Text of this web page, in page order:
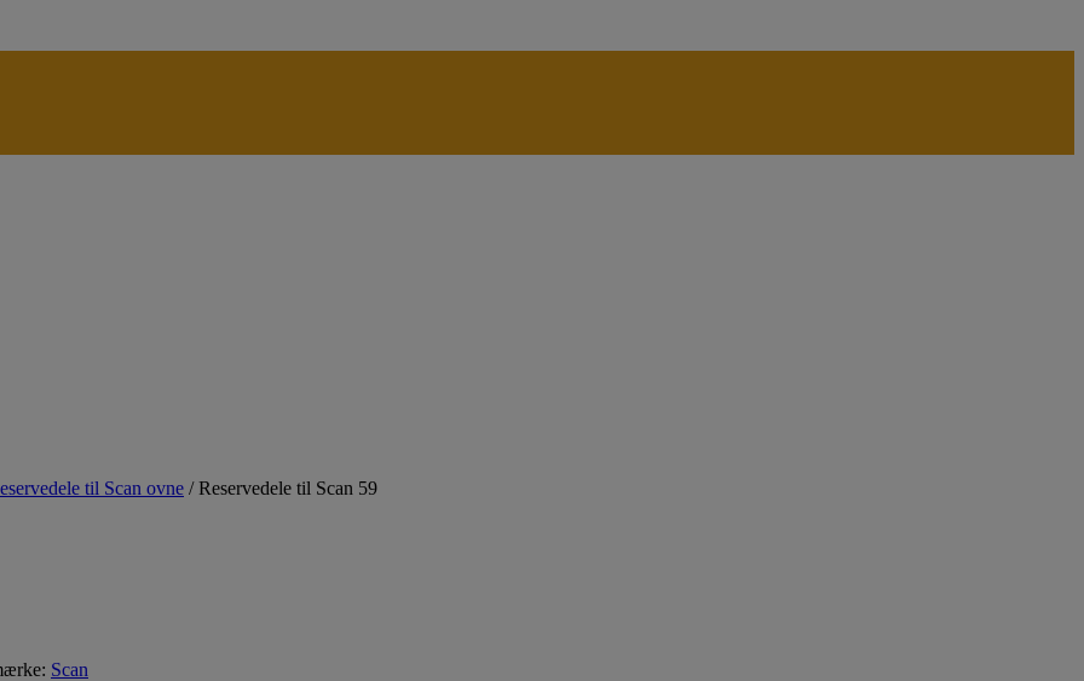
til Scan ovne /Reservedele til Scan 59
Scan